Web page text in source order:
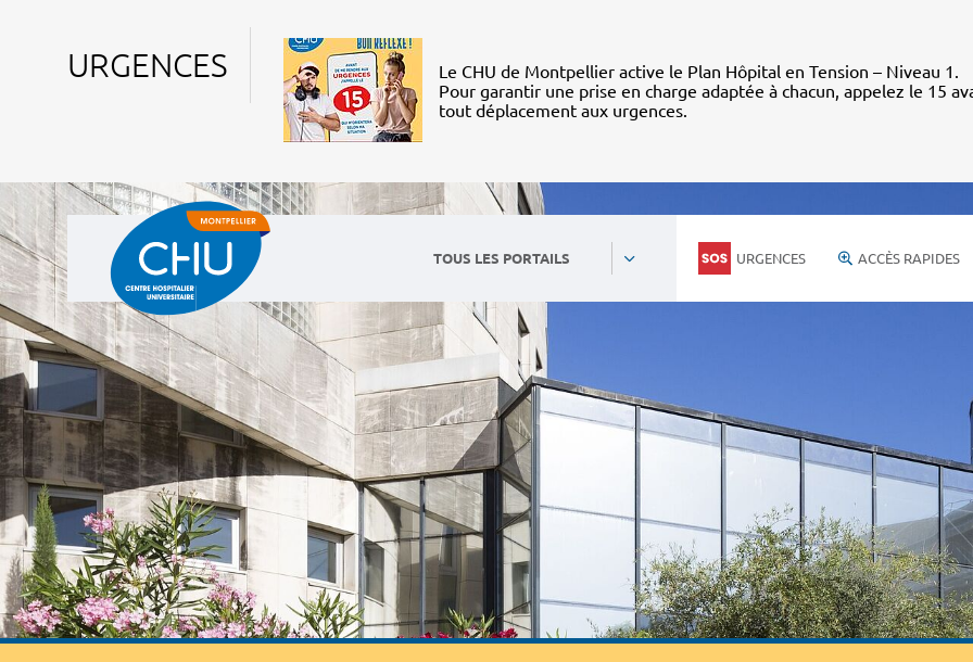
URGENCES
Le CHU de Montpellier active le Plan Hôpital en Tension – Niveau 1.
Pour garantir une prise en charge adaptée à chacun, appelez le 15
tout déplacement aux urgences.
TOUS LES PORTAILS URGENCES ACCÈS RAPIDES